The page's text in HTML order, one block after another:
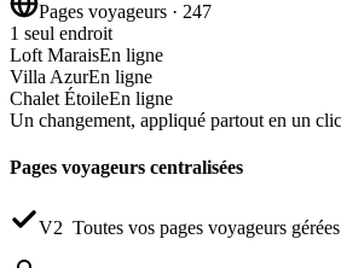
Pages voyageurs · 247
1 seul endroit
Loft MaraisEn ligne
Villa AzurEn ligne
Chalet ÉtoileEn ligne
Un changement, appliqué partout en un clic
Pages voyageurs centralisées
V2 Toutes vos pages voyageurs